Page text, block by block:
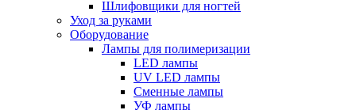
Шлифовщики для ногтей
Уход за руками
Оборудование
Лампы для полимеризации
LED лампы
UV LED лампы
Сменные лампы
УФ лампы